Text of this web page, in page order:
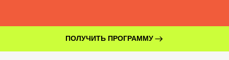
ПОЛУЧИТЬ ПРОГРАММУ